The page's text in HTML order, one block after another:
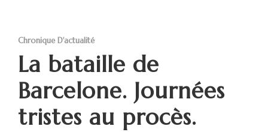
Chronique D'actualité
La bataille de
Barcelone. Journées
tristes au procès.